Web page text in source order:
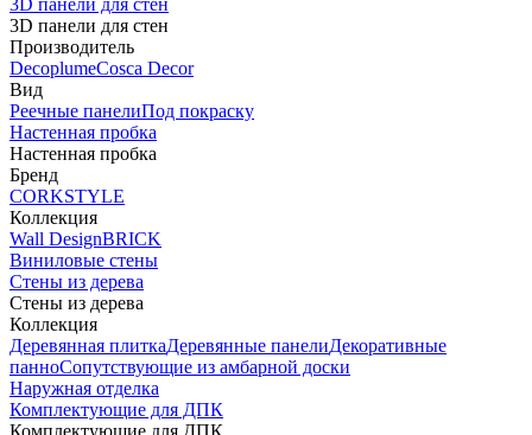
3D панели для стен
3D панели для стен
Производитель
DecoplumeCosca Decor
Вид
Реечные панелиПод покраску
Настенная пробка
Настенная пробка
Бренд
CORKSTYLE
Коллекция
Wall DesignBRICK
Виниловые стены
Стены из дерева
Стены из дерева
Коллекция
Деревянная плиткаДеревянные панелиДекоративные
панноСопутствующие из амбарной доски
Наружная отделка
Комплектующие для ДПК
Комплектующие для ДПК